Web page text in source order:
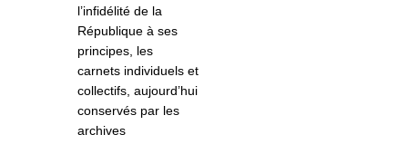
l’infidélité de la
République à ses
principes, les
carnets individuels et
collectifs, aujourd’hui
conservés par les
archives